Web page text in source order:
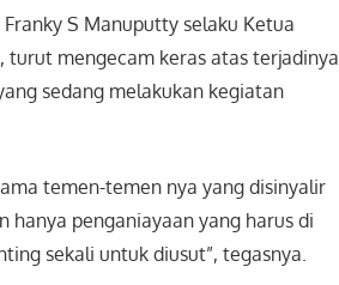
S Manuputty selaku Ketua
turut mengecam keras atas terjadinya
sedang melakukan kegiatan
temen-temen nya yang disinyalir
penganiayaan yang harus di
sekali untuk diusut”, tegasnya.